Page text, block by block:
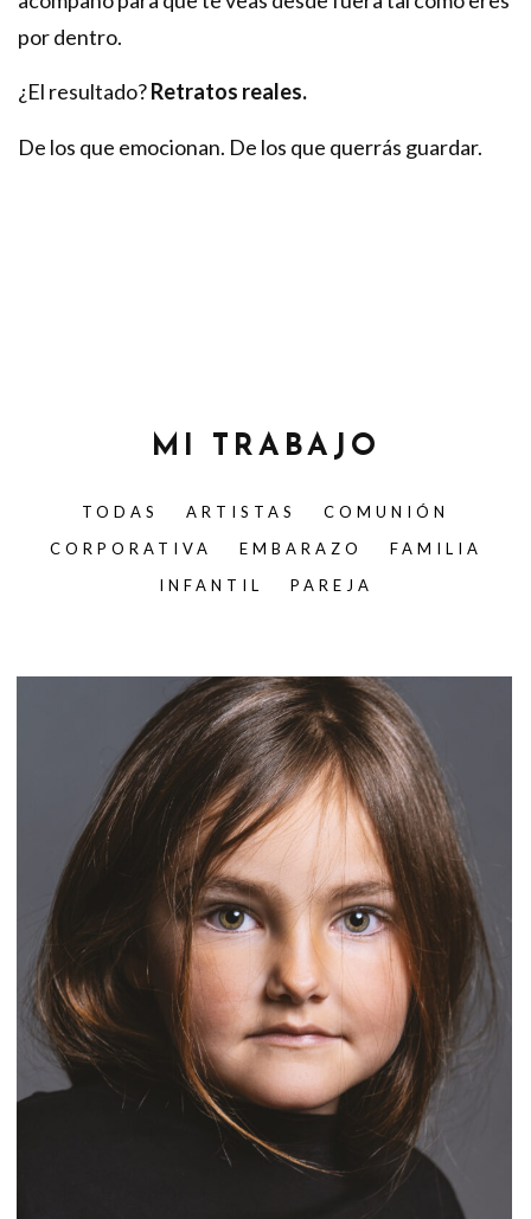
por dentro.
¿El resultado?Retratos reales.
De los que emocionan. De los que querrás guardar.
MI TRABAJO
TODAS ARTISTAS
COMUNIÓN
CORPORATIVA
EMBARAZO
FAMILIA
INFANTIL
PAREJA